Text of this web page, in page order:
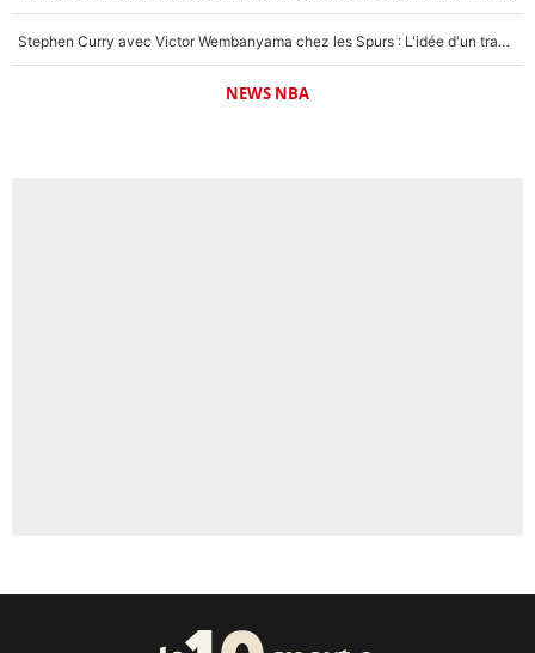
Stephen Curry avec Victor Wembanyama chez les Spurs : L'idée d'un trade historique est lancée en NBA !
NEWS NBA